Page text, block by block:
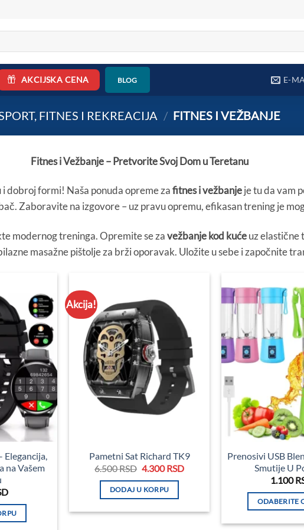
AKCIJSKA CENA BLOG E-
FITNES I REKREACIJA / FITNES I VEŽBANJE
Fitnes i Vežbanje – Pretvorite Svoj Dom u Teretanu
dobroj formi! Naša ponuda opreme zafitnes i vežbanjeje tu da vam
Zaboravite na izgovore – uz pravu opremu, efikasan trening je
modernog treninga. Opremite se zavežbanje kod kućeuz elastične
masažne pištolje za brži oporavak. Uložite u sebe i započnite
Elegancija,
na Vašem
Akcija!
Pametni Sat Richard TK9
6.500RSD Originalna
je
bila:
4.300RSDTrenutna
DODAJ U KORPU
Prenosivi USB
Smutije U
1.100
ODABERITE